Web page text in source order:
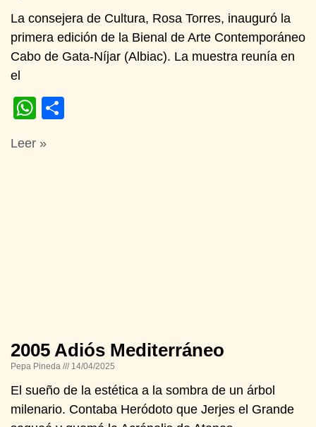
La consejera de Cultura, Rosa Torres, inauguró la
primera edición de la Bienal de Arte Contemporáneo
Cabo de Gata-Níjar (Albiac). La muestra reunía en
el
WhatsApp
Leer »
2005 Adiós Mediterráneo
Pepa Pineda 14/04/2025
El sueño de la estética a la sombra de un árbol
milenario. Contaba Heródoto que Jerjes el Grande